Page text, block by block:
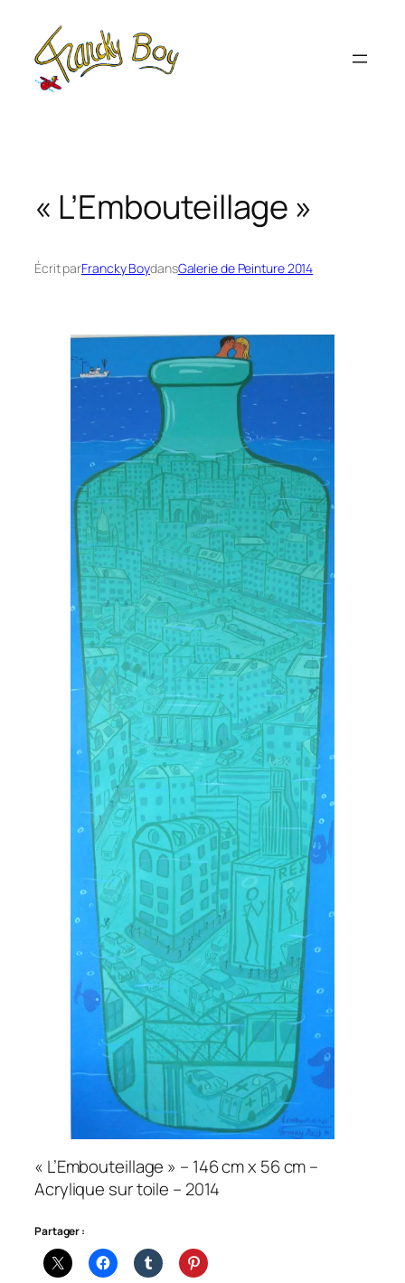
contenu
« L’Embouteillage »
Écrit parFrancky BoydansGalerie de Peinture 2014
« L’Embouteillage » – 146 cm x 56 cm –
Acrylique sur toile – 2014
Partager :